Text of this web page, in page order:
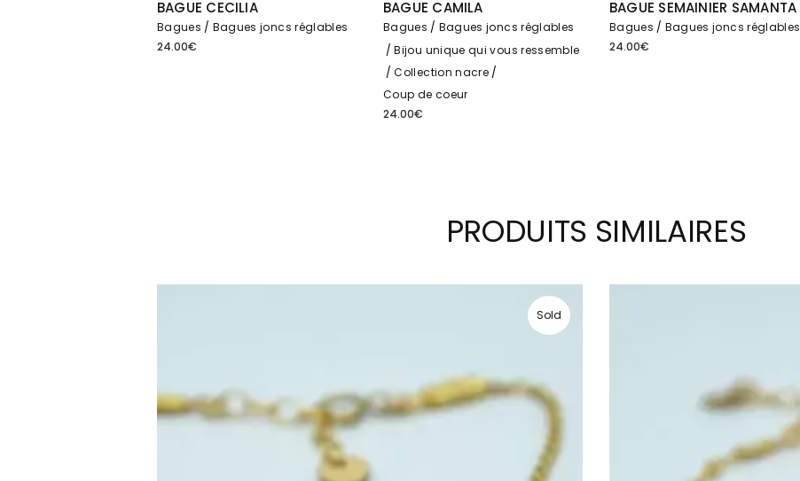
BAGUE CECILIA
Bagues
Bagues joncs réglables
24.00€
BAGUE CAMILA
Bagues
Bagues joncs réglables
Bijou unique qui vous ressemble
Collection nacre
Coup de coeur
24.00€
BAGUE SEMAINIER SAMANTA
Bagues
Bagues joncs réglables
24.00€
PRODUITS SIMILAIRES
Sold